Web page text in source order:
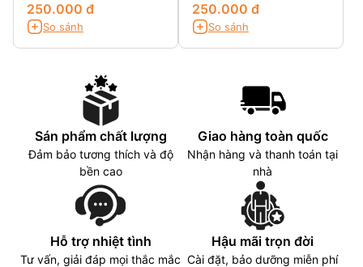
L450
250.000 đ
So sánh
250.000 đ
So sánh
Sán phẩm chất lượng
Đảm bảo tương thích và độ
bền cao
Giao hàng toàn quốc
Nhận hàng và thanh toán tại
nhà
Hỗ trợ nhiệt tình
Tư vấn, giải đáp mọi thắc mắc
Hậu mãi trọn đời
Cài đặt, bảo dưỡng miễn phí